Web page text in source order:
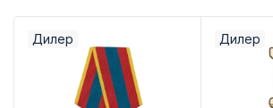
Дилер Дилер